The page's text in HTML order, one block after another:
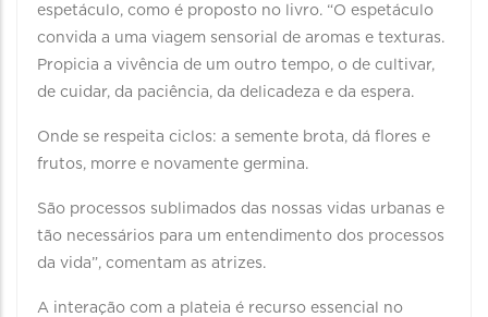
espetáculo, como é proposto no livro. “O espetáculo
convida a uma viagem sensorial de aromas e texturas.
Propicia a vivência de um outro tempo, o de cultivar,
de cuidar, da paciência, da delicadeza e da espera.
Onde se respeita ciclos: a semente brota, dá flores e
frutos, morre e novamente germina.
São processos sublimados das nossas vidas urbanas e
tão necessários para um entendimento dos processos
da vida”, comentam as atrizes.
A interação com a plateia é recurso essencial no